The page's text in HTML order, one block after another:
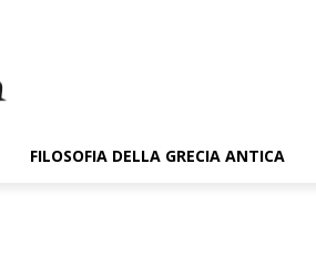
FILOSOFIA DELLA GRECIA ANTICA